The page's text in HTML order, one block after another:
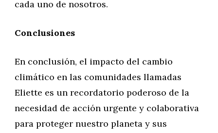
cada uno de nosotros.
Conclusiones
En conclusión, el impacto del cambio
climático en las comunidades llamadas
Eliette es un recordatorio poderoso de la
necesidad de acción urgente y colaborativa
para proteger nuestro planeta y sus